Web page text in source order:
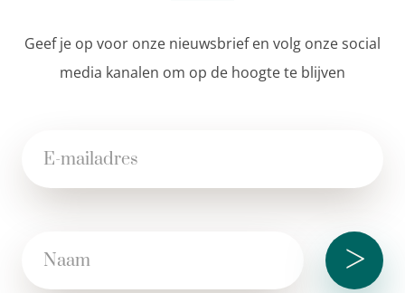
Geef je op voor onze nieuwsbrief en volg onze social
media kanalen om op de hoogte te blijven
>